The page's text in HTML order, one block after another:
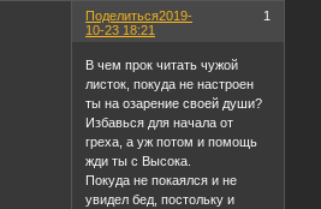
Поделиться 1
2019-
10-23 18:21
В чем прок читать чужой
листок, покуда не настроен
ты на озарение своей души?
Избавься для начала от
греха, а уж потом и помощь
жди ты с Высока.
Покуда не покаялся и не
увидел бед, постольку и